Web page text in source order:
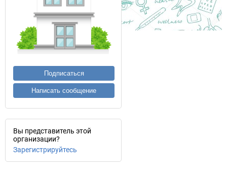
Подписаться
Написать сообщение
Вы представитель этой
организации?
Зарегистрируйтесь